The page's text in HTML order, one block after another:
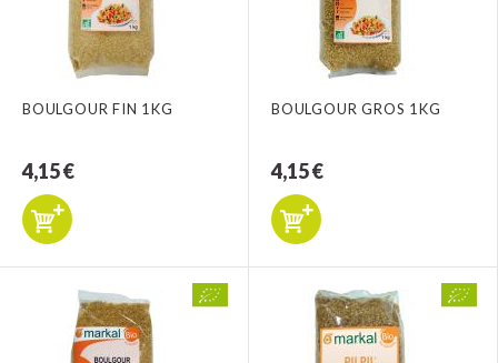
BOULGOUR FIN 1KG
4,15 €
BOULGOUR GROS 1KG
4,15 €